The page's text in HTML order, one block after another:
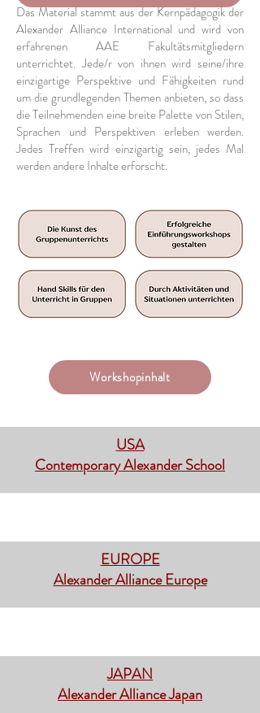
Das Material stammt aus der Kernpädagogik der
Alexander Alliance International und wird von
erfahrenen AAE Fakultätsmitgliedern
unterrichtet. Jede/r von ihnen wird seine/ihre
einzigartige Perspektive und Fähigkeiten rund
um die grundlegenden Themen anbieten, so dass
die Teilnehmenden eine breite Palette von Stilen,
Sprachen und Perspektiven erleben werden.
Jedes Treffen wird einzigartig sein, jedes Mal
werden andere Inhalte erforscht.​
Workshopinhalt
USA
Contemporary Alexander School
EUROPE
Alexander Alliance Europe
JAPAN
Alexander Alliance Japan